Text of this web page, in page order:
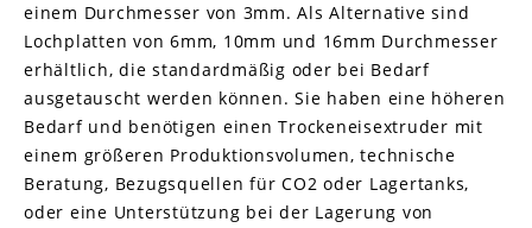
einem Durchmesser von 3mm. Als Alternative sind
Lochplatten von 6mm, 10mm und 16mm Durchmesser
erhältlich, die standardmäßig oder bei Bedarf
ausgetauscht werden können. Sie haben eine höheren
Bedarf und benötigen einen Trockeneisextruder mit
einem größeren Produktionsvolumen, technische
Beratung, Bezugsquellen für CO2 oder Lagertanks,
oder eine Unterstützung bei der Lagerung von